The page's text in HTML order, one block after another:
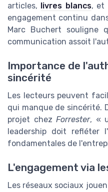
articles, livres blancs, et
engagement continu
Marc Buchert souligne
communication assoit
Importance de
sincérité
Les lecteurs peuvent
qui manque de sincérité.
projet chez Forrester, «
leadership doit refléter
fondamentales de
L'engagement via
Les réseaux sociaux